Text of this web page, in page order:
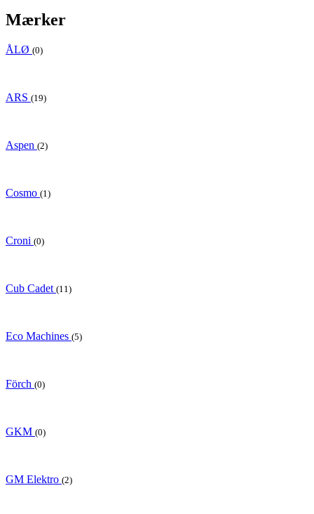
Mærker
ÅLØ (0)
ARS (19)
Aspen (2)
Cosmo (1)
Croni (0)
Cub Cadet (11)
Eco Machines (5)
Förch (0)
GKM (0)
GM Elektro (2)